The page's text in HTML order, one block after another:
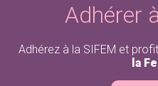
Adhérer
Adhérez à la SIFEM et
la